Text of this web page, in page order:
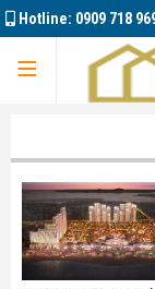
Hotline: 0909 718
Dự án